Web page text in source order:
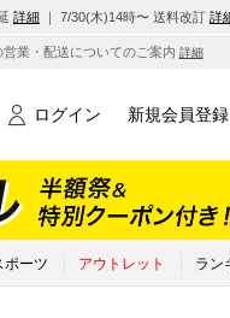
詳細 ｜ 7/30(木)14時〜 送料改訂 詳
営業・配送についてのご案内 詳細
ログイン 新規会員登録
ポーツ アウトレット ラン